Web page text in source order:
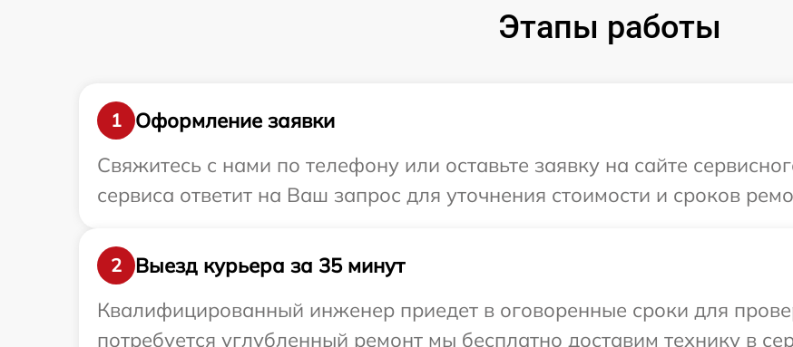
Этапы работы
1
Оформление заявки
Свяжитесь с нами по телефону или оставьте заявку на сайте
сервиса ответит на Ваш запрос для уточнения стоимости и сроков
2
Выезд курьера за 35 минут
Квалифицированный инженер приедет в оговоренные сроки для
потребуется углубленный ремонт мы бесплатно доставим технику в